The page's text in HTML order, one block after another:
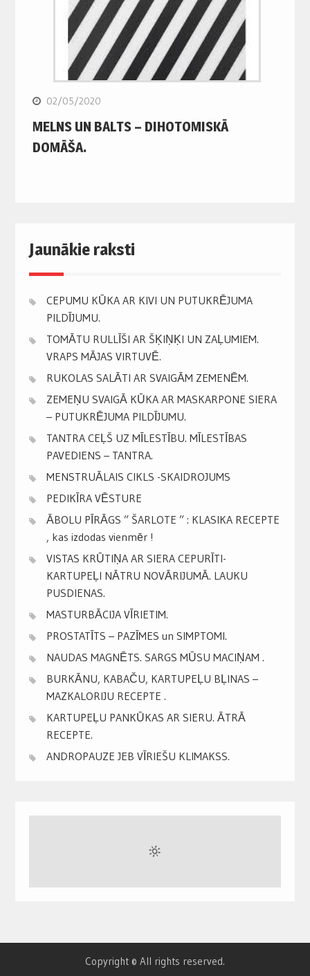
02/05/2020
MELNS UN BALTS – DIHOTOMISKĀ
DOMĀŠA.
Jaunākie raksti
CEPUMU KŪKA AR KIVI UN PUTUKRĒJUMA
PILDĪJUMU.
TOMĀTU RULLĪŠI AR ŠĶIŅĶI UN ZAĻUMIEM.
VRAPS MĀJAS VIRTUVĒ.
RUKOLAS SALĀTI AR SVAIGĀM ZEMENĒM.
ZEMEŅU SVAIGĀ KŪKA AR MASKARPONE SIERA
– PUTUKRĒJUMA PILDĪJUMU.
TANTRA CEĻŠ UZ MĪLESTĪBU. MĪLESTĪBAS
PAVEDIENS – TANTRA.
MENSTRUĀLAIS CIKLS -SKAIDROJUMS
PEDIKĪRA VĒSTURE
ĀBOLU PĪRĀGS ” ŠARLOTE ” : KLASIKA RECEPTE
, kas izdodas vienmēr !
VISTAS KRŪTIŅA AR SIERA CEPURĪTI-
KARTUPEĻI NĀTRU NOVĀRIJUMĀ. LAUKU
PUSDIENAS.
MASTURBĀCIJA VĪRIETIM.
PROSTATĪTS – PAZĪMES un SIMPTOMI.
NAUDAS MAGNĒTS. SARGS MŪSU MACIŅAM .
BURKĀNU, KABAČU, KARTUPEĻU BĻINAS –
MAZKALORIJU RECEPTE .
KARTUPEĻU PANKŪKAS AR SIERU. ĀTRĀ
RECEPTE.
ANDROPAUZE JEB VĪRIEŠU KLIMAKSS.
Copyright © All rights reserved.